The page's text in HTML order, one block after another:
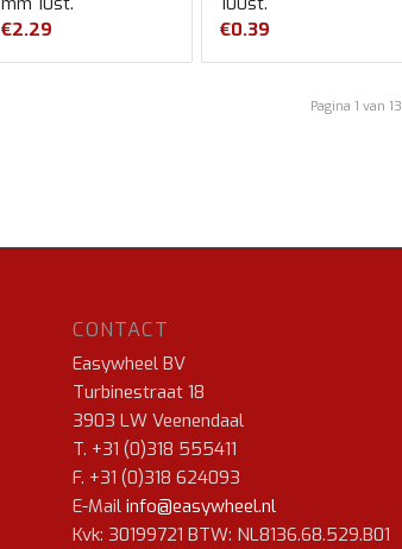
€2.29
€0.39
Pagina 1 van 13
CONTACT
Easywheel BV
Turbinestraat 18
3903 LW Veenendaal
T. +31 (0)318 555411
F. +31 (0)318 624093
E-Mail info@easywheel.nl
Kvk: 30199721 BTW: NL8136.68.529.B01